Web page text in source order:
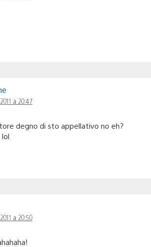
a 20:47
degno di sto appellativo no eh?
a 20:50